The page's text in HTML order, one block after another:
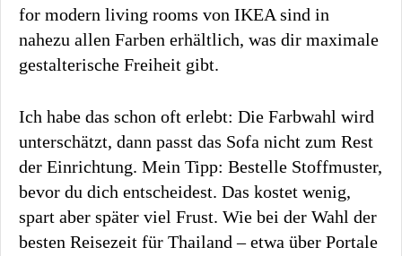
for modern living rooms von IKEA sind in
nahezu allen Farben erhältlich, was dir maximale
gestalterische Freiheit gibt.
Ich habe das schon oft erlebt: Die Farbwahl wird
unterschätzt, dann passt das Sofa nicht zum Rest
der Einrichtung. Mein Tipp: Bestelle Stoffmuster,
bevor du dich entscheidest. Das kostet wenig,
spart aber später viel Frust. Wie bei der Wahl der
besten Reisezeit für Thailand – etwa über Portale